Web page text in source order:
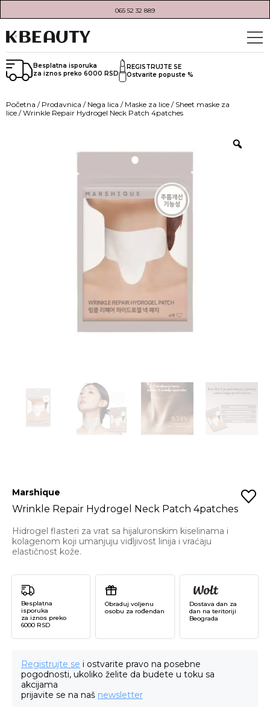
065 52 32 889
Besplatna isporuka
za iznos preko 6000 RSD
REGISTRUJTE SE
Ostvarite popuste %
Početna / Prodavnica / Nega lica / Maske za lice / Sheet maske za
lice / Wrinkle Repair Hydrogel Neck Patch 4patches
Marshique
Wrinkle Repair Hydrogel Neck Patch 4patches
Hidrogel flasteri za vrat sa hijaluronskim kiselinama i
kolagenom koji umanjuju vidljivost linija i vraćaju
elastičnost kože.
Besplatna
isporuka
za iznos preko
6000 RSD
Obraduj voljenu
osobu za rođendan
Dostava dan za
dan na teritoriji
Beograda
Registrujte se i ostvarite pravo na posebne
pogodnosti, ukoliko želite da budete u toku sa
akcijama
prijavite se na naš newsletter